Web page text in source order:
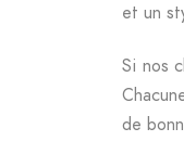
et un
Si nos
de